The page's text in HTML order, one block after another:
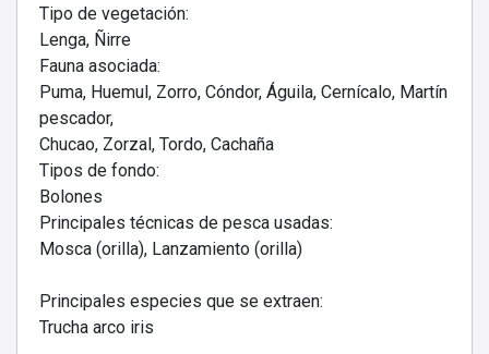
Tipo de vegetación:
Lenga, Ñirre
Fauna asociada:
Puma, Huemul, Zorro, Cóndor, Águila, Cernícalo, Martín
pescador,
Chucao, Zorzal, Tordo, Cachaña
Tipos de fondo:
Bolones
Principales técnicas de pesca usadas:
Mosca (orilla), Lanzamiento (orilla)
Principales especies que se extraen:
Trucha arco iris